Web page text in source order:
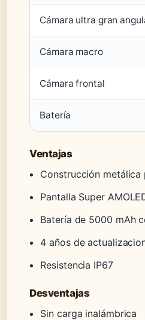
Cámara ultra gran
Cámara macro
Cámara frontal
Batería
Ventajas
Construcción metálica
Pantalla Super
Batería de 5000 mAh
4 años de
Resistencia IP67
Desventajas
Sin carga inalámbrica